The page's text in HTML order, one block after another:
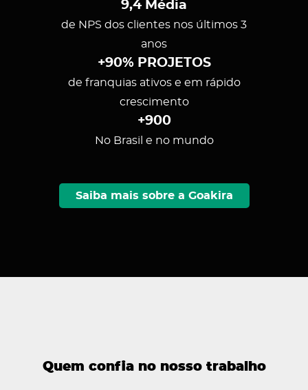
9,4 Média
de NPS dos clientes nos últimos 3
anos
+90% PROJETOS
de franquias ativos e em rápido
crescimento
+900
No Brasil e no mundo
Saiba mais sobre a Goakira
Quem confia no nosso trabalho